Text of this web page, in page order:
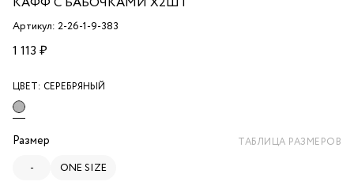
Артикул: 2-26-1-9-383
1 113 ₽
ЦВЕТ: СЕРЕБРЯНЫЙ
Размер ТАБЛИЦА РАЗМЕРОВ
- ONE SIZE